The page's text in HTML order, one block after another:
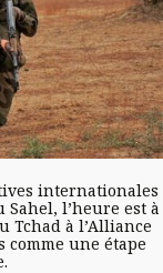
internationales
l’heure est à
Tchad à l’Alliance
comme une étape